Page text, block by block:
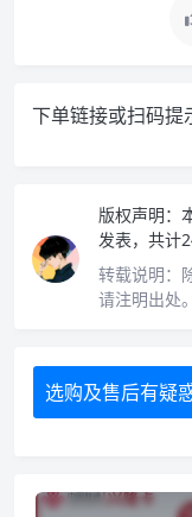
下单链接或扫码提
版权声明：
发表，共计
转载说明：
请注明出处。
选购及售后有疑